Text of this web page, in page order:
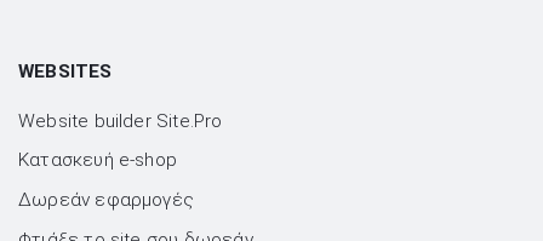
WEBSITES
Website builder Site.Pro
Kατασκευή e-shop
Δωρεάν εφαρμογές